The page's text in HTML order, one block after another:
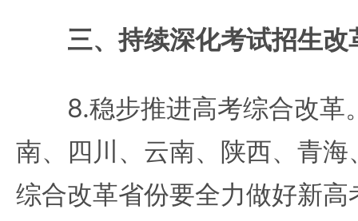
三、持续深化考试招生改
8.稳步推进高考综合改革
南、四川、云南、陕西、青
综合改革省份要全力做好新